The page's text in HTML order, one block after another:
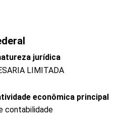
jurídica
LIMITADA
econômica principal
contabilidade